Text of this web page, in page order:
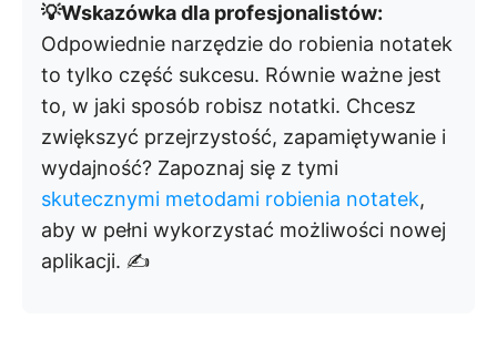
💡Wskazówka dla profesjonalistów:
Odpowiednie narzędzie do robienia notatek
to tylko część sukcesu. Równie ważne jest
to, w jaki sposób robisz notatki. Chcesz
zwiększyć przejrzystość, zapamiętywanie i
wydajność? Zapoznaj się z tymi
skutecznymi metodami robienia notatek,
aby w pełni wykorzystać możliwości nowej
aplikacji. ✍️